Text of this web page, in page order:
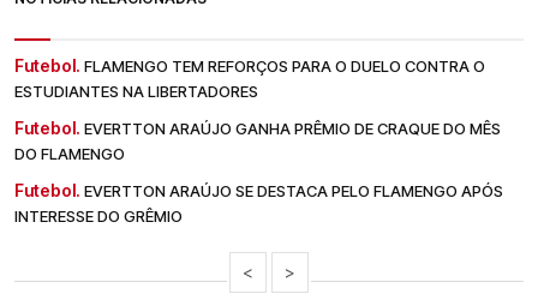
Futebol. FLAMENGO TEM REFORÇOS PARA O DUELO CONTRA O
ESTUDIANTES NA LIBERTADORES
Futebol. EVERTTON ARAÚJO GANHA PRÊMIO DE CRAQUE DO MÊS
DO FLAMENGO
Futebol. EVERTTON ARAÚJO SE DESTACA PELO FLAMENGO APÓS
INTERESSE DO GRÊMIO
< >